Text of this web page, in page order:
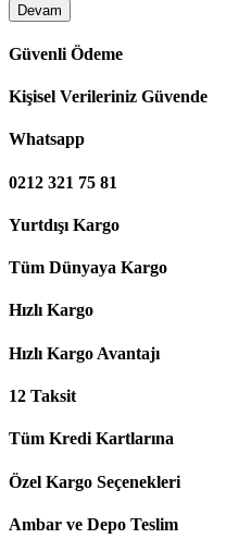
Devam
Güvenli Ödeme
Kişisel Verileriniz Güvende
Whatsapp
0212 321 75 81
Yurtdışı Kargo
Tüm Dünyaya Kargo
Hızlı Kargo
Hızlı Kargo Avantajı
12 Taksit
Tüm Kredi Kartlarına
Özel Kargo Seçenekleri
Ambar ve Depo Teslim